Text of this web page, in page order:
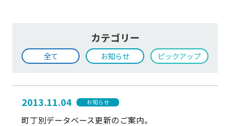
カテゴリー
全て お知らせ ピックアップ
2013.11.04 お知らせ
町丁別データベース更新のご案内。